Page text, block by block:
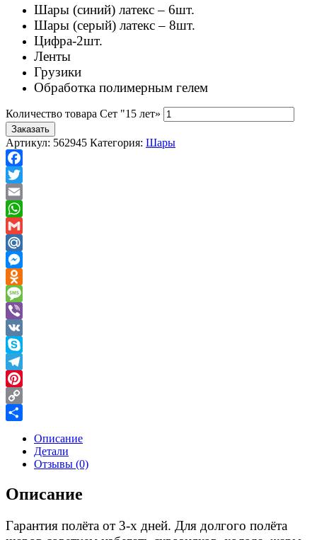
Шары (синий) латекс – 6шт.
Шары (серый) латекс – 8шт.
Цифра-2шт.
Ленты
Грузики
Обработка полимерным гелем
Количество товара Сет "15 лет»
Заказать
Артикул: 562945 Категория: Шары
Facebook
Twitter
Email
WhatsApp
Gmail
Mail.Ru
Messenger
Odnoklassniki
Message
Viber
VK
Skype
Telegram
Pinterest
Copy
Описание
Детали
Отзывы (0)
Описание
Гарантия полёта от 3-х дней. Для долгого полёта